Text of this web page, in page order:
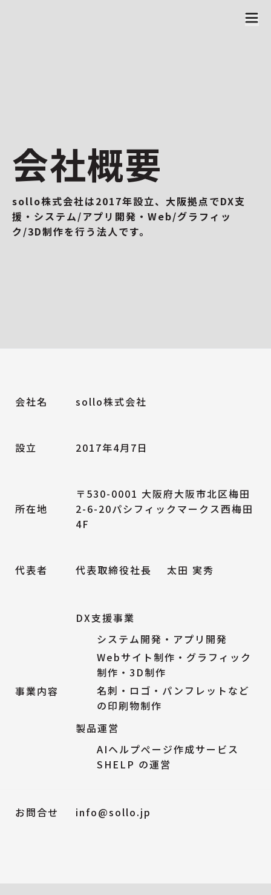
/サービス内容
会社概要
sollo株式会社は2017年設立、大阪拠点でDX支
援・システム/アプリ開発・Web/グラフィッ
ク/3D制作を行う法人です。
会社名 sollo株式会社
設立 2017年4月7日
所在地
〒530-0001 大阪府大阪市北区梅田
2-6-20パシフィックマークス西梅田
4F
代表者 代表取締役社長 太田 実秀
事業内容
DX支援事業
システム開発・アプリ開発
Webサイト制作・グラフィック
制作・3D制作
名刺・ロゴ・パンフレットなど
の印刷物制作
製品運営
AIヘルプぺージ作成サービス
SHELP の運営
お問合せ info@sollo.jp